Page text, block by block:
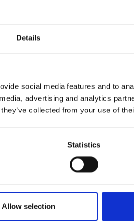
Details
social media features and to
advertising and analytics
collected from your use of
Statistics
Allow selection
en Inde
sont confrontés différents groupes et